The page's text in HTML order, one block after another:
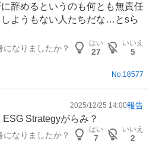
辞めるというのも何とも無責任
ようもない人たちだな…とsら
になりましたか？
はい
27
いいえ
5
No.18577
2025/12/25 14:00報告
Strategyがらみ？
になりましたか？
はい
7
いいえ
2